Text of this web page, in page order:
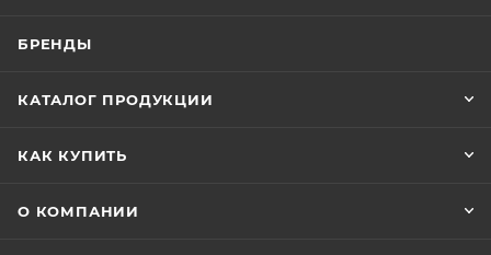
БРЕНДЫ
КАТАЛОГ ПРОДУКЦИИ
КАК КУПИТЬ
О КОМПАНИИ